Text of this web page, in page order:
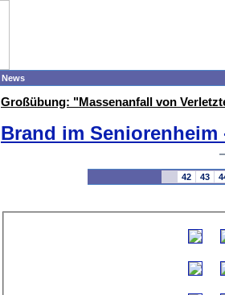
News
Großübung: "Massenanfall von
Brand im Seniorenheim
42 43